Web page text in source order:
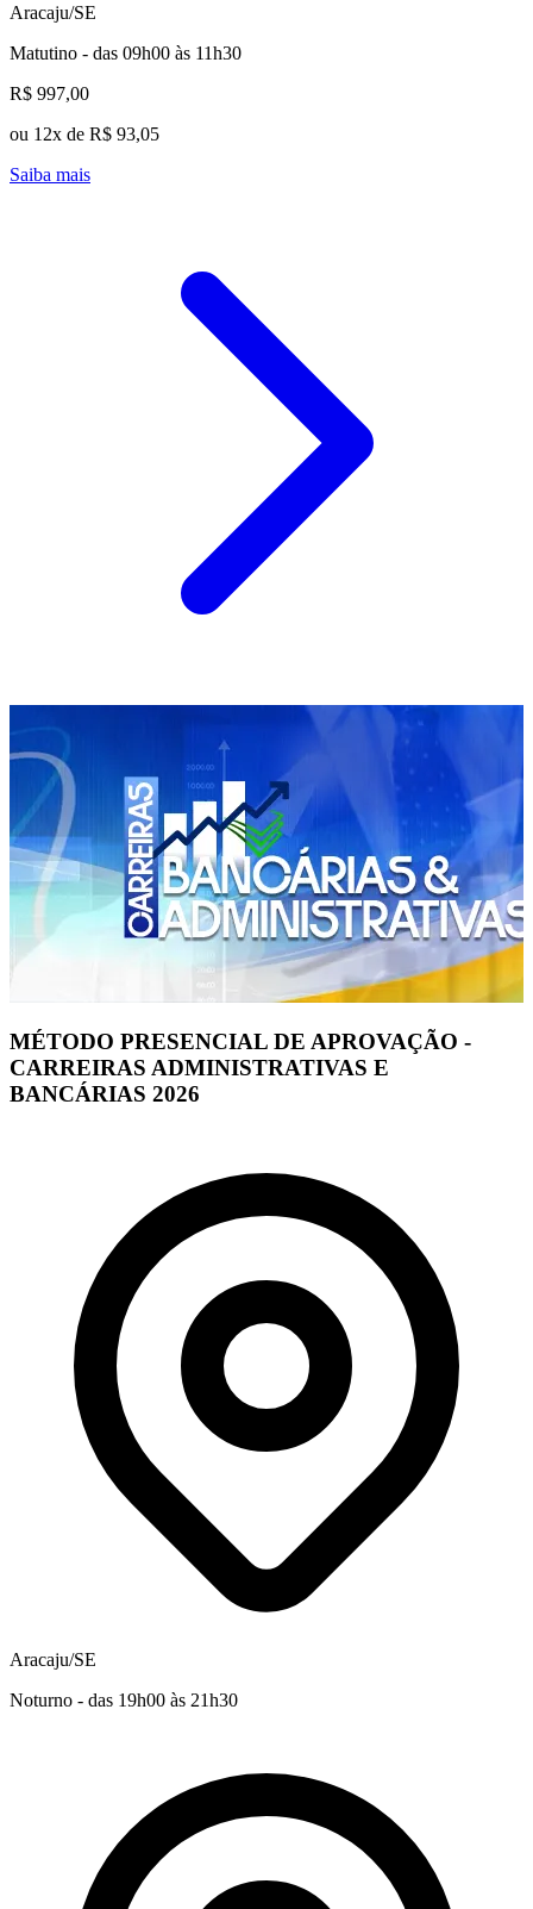
Aracaju/SE
Matutino - das 09h00 às 11h30
R$ 997,00
ou 12x de R$ 93,05
Saiba mais
MÉTODO PRESENCIAL DE APROVAÇÃO -
CARREIRAS ADMINISTRATIVAS E
BANCÁRIAS 2026
Aracaju/SE
Noturno - das 19h00 às 21h30